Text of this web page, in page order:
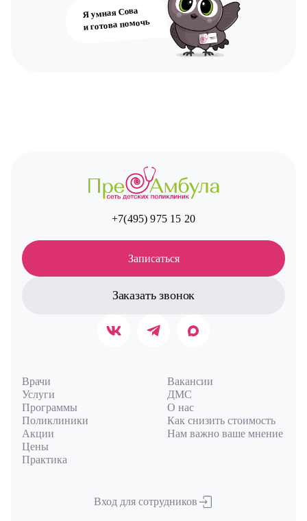
Я умная Сова
и готова помочь
+7(495) 975 15 20
Записаться
Заказать звонок
Врачи
Услуги
Программы
Поликлиники
Акции
Цены
Практика
Вакансии
ДМС
О нас
Как снизить стоимость
Нам важно ваше мнение
Вход для сотрудников